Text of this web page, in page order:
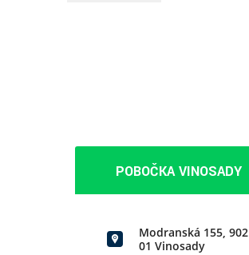
POBOČKA VINOSADY
Modranská 155, 902
01 Vinosady